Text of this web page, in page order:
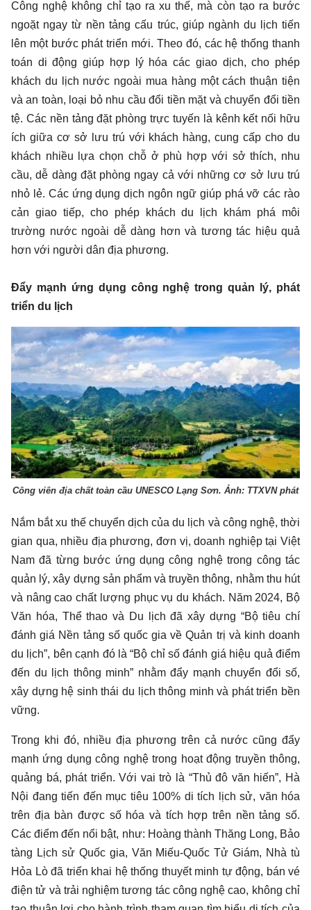
Công nghệ không chỉ tạo ra xu thế, mà còn tạo ra bước
ngoặt ngay từ nền tảng cấu trúc, giúp ngành du lịch tiến
lên một bước phát triển mới. Theo đó, các hệ thống thanh
toán di động giúp hợp lý hóa các giao dịch, cho phép
khách du lịch nước ngoài mua hàng một cách thuận tiện
và an toàn, loại bỏ nhu cầu đổi tiền mặt và chuyển đổi tiền
tệ. Các nền tảng đặt phòng trực tuyến là kênh kết nối hữu
ích giữa cơ sở lưu trú với khách hàng, cung cấp cho du
khách nhiều lựa chọn chỗ ở phù hợp với sở thích, nhu
cầu, dễ dàng đặt phòng ngay cả với những cơ sở lưu trú
nhỏ lẻ. Các ứng dụng dịch ngôn ngữ giúp phá vỡ các rào
cản giao tiếp, cho phép khách du lịch khám phá môi
trường nước ngoài dễ dàng hơn và tương tác hiệu quả
hơn với người dân địa phương.
Đẩy mạnh ứng dụng công nghệ trong quản lý, phát
triển du lịch
Công viên địa chất toàn cầu UNESCO Lạng Sơn. Ảnh: TTXVN phát
Nắm bắt xu thế chuyển dịch của du lịch và công nghệ, thời
gian qua, nhiều địa phương, đơn vị, doanh nghiệp tại Việt
Nam đã từng bước ứng dụng công nghệ trong công tác
quản lý, xây dựng sản phẩm và truyền thông, nhằm thu hút
và nâng cao chất lượng phục vụ du khách. Năm 2024, Bộ
Văn hóa, Thể thao và Du lịch đã xây dựng “Bộ tiêu chí
đánh giá Nền tảng số quốc gia về Quản trị và kinh doanh
du lịch”, bên cạnh đó là “Bộ chỉ số đánh giá hiệu quả điểm
đến du lịch thông minh” nhằm đẩy mạnh chuyển đổi số,
xây dựng hệ sinh thái du lịch thông minh và phát triển bền
vững.
Trong khi đó, nhiều địa phương trên cả nước cũng đẩy
mạnh ứng dụng công nghệ trong hoạt động truyền thông,
quảng bá, phát triển. Với vai trò là “Thủ đô văn hiến”, Hà
Nội đang tiến đến mục tiêu 100% di tích lịch sử, văn hóa
trên địa bàn được số hóa và tích hợp trên nền tảng số.
Các điểm đến nổi bật, như: Hoàng thành Thăng Long, Bảo
tàng Lịch sử Quốc gia, Văn Miếu-Quốc Tử Giám, Nhà tù
Hỏa Lò đã triển khai hệ thống thuyết minh tự động, bán vé
điện tử và trải nghiệm tương tác công nghệ cao, không chỉ